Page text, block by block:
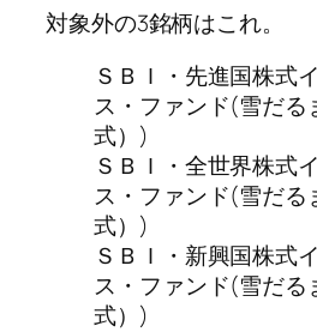
対象外の3銘柄はこれ。
ＳＢＩ・先進国株式
ス・ファンド(雪だる
式）)
ＳＢＩ・全世界株式
ス・ファンド(雪だる
式）)
ＳＢＩ・新興国株式
ス・ファンド(雪だる
式）)